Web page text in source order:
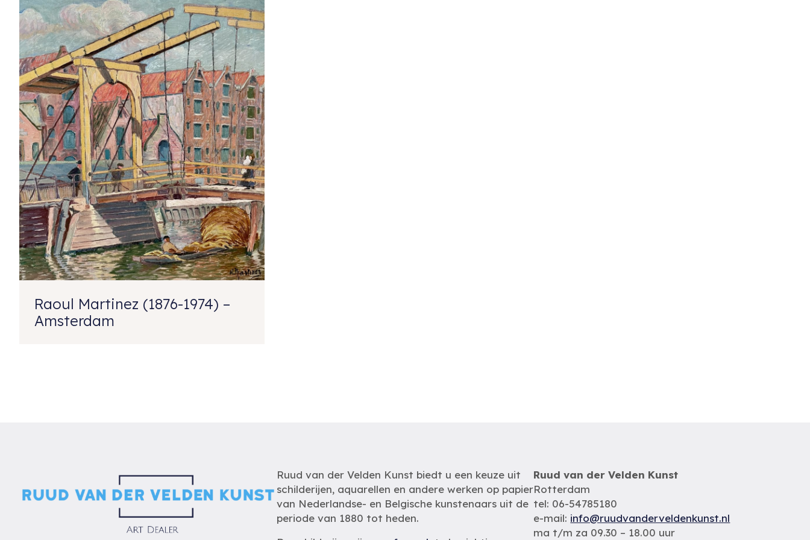
Raoul Martinez (1876-1974) –
Amsterdam
Ruud van der Velden Kunst biedt u een keuze uit
schilderijen, aquarellen en andere werken op papier
van Nederlandse- en Belgische kunstenaars uit de
periode van 1880 tot heden.
Ruud van der Velden Kunst
Rotterdam
tel: 06-54785180
e-mail: info@ruudvanderveldenkunst.nl
ma t/m za 09.30 – 18.00 uur